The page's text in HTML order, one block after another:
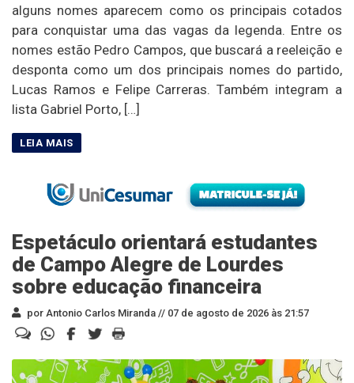
alguns nomes aparecem como os principais cotados
para conquistar uma das vagas da legenda. Entre os
nomes estão Pedro Campos, que buscará a reeleição e
desponta como um dos principais nomes do partido,
Lucas Ramos e Felipe Carreras. Também integram a
lista Gabriel Porto, […]
Espetáculo orientará estudantes
de Campo Alegre de Lourdes
sobre educação financeira
por Antonio Carlos Miranda // 07 de agosto de 2026 às 21:57